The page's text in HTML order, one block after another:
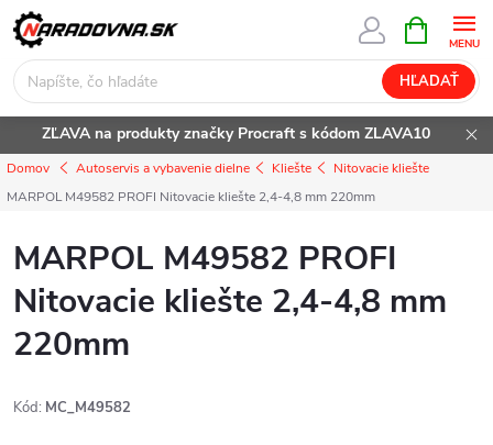
Prejsť
na
obsah
HĽADAŤ
KOŠÍK
ZĽAVA na produkty značky Procraft s kódom ZLAVA10
Domov Autoservis a vybavenie dielne Kliešte
Nitovacie kliešte
MARPOL M49582 PROFI Nitovacie kliešte 2,4-4,8 mm 220mm
MARPOL M49582 PROFI
Nitovacie kliešte 2,4-4,8 mm
220mm
Kód: MC_M49582